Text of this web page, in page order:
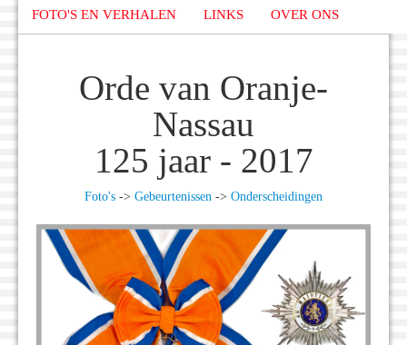
FOTO'S EN VERHALEN LINKS OVER ONS
Orde van Oranje-
Nassau
125 jaar - 2017
Foto's -> Gebeurtenissen -> Onderscheidingen